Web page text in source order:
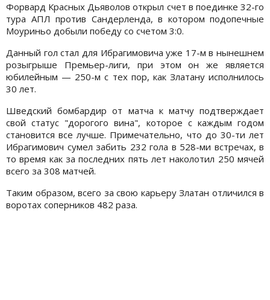
Форвард Красных Дьяволов открыл счет в поединке 32-го
тура АПЛ против Сандерленда, в котором подопечные
Моуриньо добыли победу со счетом 3:0.
Данный гол стал для Ибрагимовича уже 17-м в нынешнем
розыгрыше Премьер-лиги, при этом он же является
юбилейным — 250-м с тех пор, как Златану исполнилось
30 лет.
Шведский бомбардир от матча к матчу подтверждает
свой статус "дорогого вина", которое с каждым годом
становится все лучше. Примечательно, что до 30-ти лет
Ибрагимович сумел забить 232 гола в 528-ми встречах, в
то время как за последних пять лет наколотил 250 мячей
всего за 308 матчей.
Таким образом, всего за свою карьеру Златан отличился в
воротах соперников 482 раза.